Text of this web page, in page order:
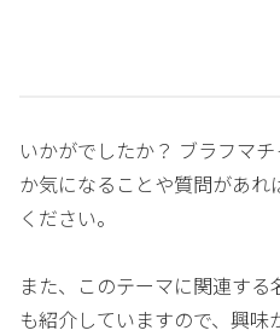
いかがでしたか？ ブラフマ
か気になることや質問があれ
ください。
また、このテーマに関連す
も紹介していますので、興